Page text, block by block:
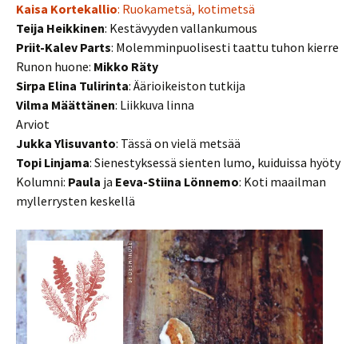
Kaisa Kortekallio: Ruokametsä, kotimetsä
Teija Heikkinen: Kestävyyden vallankumous
Priit-Kalev Parts: Molemminpuolisesti taattu tuhon kierre
Runon huone: Mikko Räty
Sirpa Elina Tulirinta: Äärioikeiston tutkija
Vilma Määttänen: Liikkuva linna
Arviot
Jukka Ylisuvanto: Tässä on vielä metsää
Topi Linjama: Sienestyksessä sienten lumo, kuiduissa hyöty
Kolumni: Paula ja Eeva-Stiina Lönnemo: Koti maailman
myllerrysten keskellä